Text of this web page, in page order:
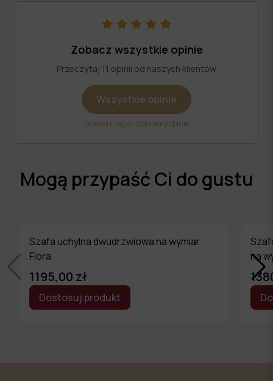
Zobacz wszystkie opinie
Przeczytaj 11 opinii od naszych klientów
Wszystkie opinie
Dowiedz się jak zbieramy opinie
Mogą przypaść Ci do gustu
Szafa uchylna dwudrzwiowa na wymiar
Flora
1195,00 zł
Dostosuj produkt
na